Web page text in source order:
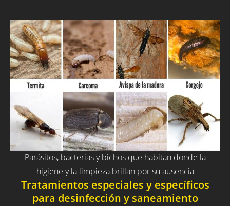
Parásitos, bacterias y bichos que habitan donde la
higiene y la limpieza brillan por su ausencia
Tratamientos especiales y específicos
para desinfección y saneamiento